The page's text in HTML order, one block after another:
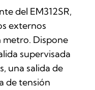
del EM312SR,
externos
metro. Dispone
supervisada
una salida de
de tensión